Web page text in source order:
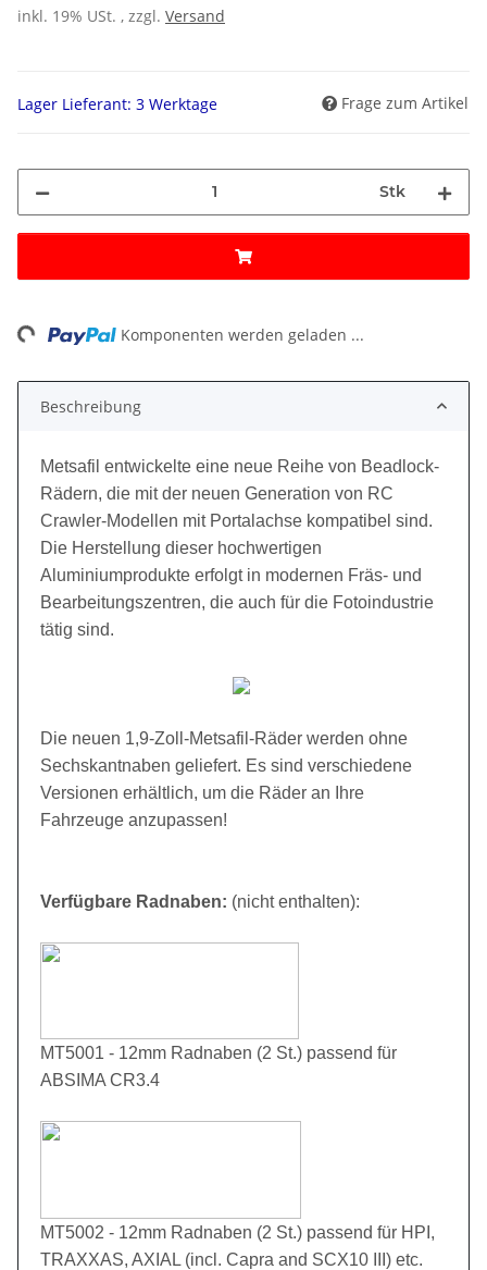
inkl. 19% USt. , zzgl. Versand
Lager Lieferant: 3 Werktage Frage zum Artikel
Stk
Komponenten werden geladen ...
Beschreibung
Metsafil entwickelte eine neue Reihe von Beadlock-
Rädern, die mit der neuen Generation von RC
Crawler-Modellen mit Portalachse kompatibel sind.
Die Herstellung dieser hochwertigen
Aluminiumprodukte erfolgt in modernen Fräs- und
Bearbeitungszentren, die auch für die Fotoindustrie
tätig sind.
Die neuen 1,9-Zoll-Metsafil-Räder werden ohne
Sechskantnaben geliefert. Es sind verschiedene
Versionen erhältlich, um die Räder an Ihre
Fahrzeuge anzupassen!
Verfügbare Radnaben: (nicht enthalten):
MT5001 - 12mm Radnaben (2 St.) passend für
ABSIMA CR3.4
MT5002 - 12mm Radnaben (2 St.) passend für HPI,
TRAXXAS, AXIAL (incl. Capra and SCX10 III) etc.